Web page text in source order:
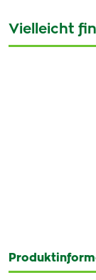
Vielleicht